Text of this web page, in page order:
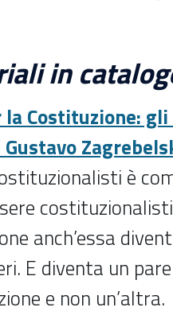
in
Costituzione:
è
anch’essa
E diventa un
e non un’altra.